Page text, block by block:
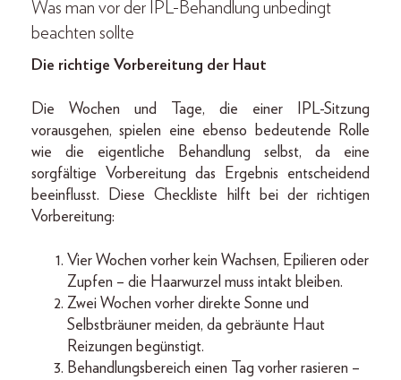
Was man vor der IPL-Behandlung unbedingt
beachten sollte
Die richtige Vorbereitung der Haut
Die Wochen und Tage, die einer IPL-Sitzung
vorausgehen, spielen eine ebenso bedeutende Rolle
wie die eigentliche Behandlung selbst, da eine
sorgfältige Vorbereitung das Ergebnis entscheidend
beeinflusst. Diese Checkliste hilft bei der richtigen
Vorbereitung:
Vier Wochen vorher kein Wachsen, Epilieren oder
Zupfen – die Haarwurzel muss intakt bleiben.
Zwei Wochen vorher direkte Sonne und
Selbstbräuner meiden, da gebräunte Haut
Reizungen begünstigt.
Behandlungsbereich einen Tag vorher rasieren –